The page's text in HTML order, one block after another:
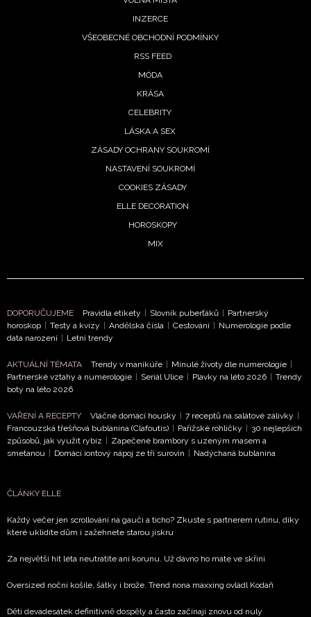
NEWSLETTER
ODESLAT
Přihlášením k newsletteru souhlasíte sObchodními
ochrany soukromí
vyhodnocení akce a zasílání novinek.
Chcete navíc dostávat i další zajímavé a exkluzivní
zpracováním údajů k tomuto účelu podle Zásad ochrany
INZERCE
VŠEOBECNÉ OBCHODNÍ PODMÍNKY
RSS FEED
MÓDA
KRÁSA
CELEBRITY
LÁSKA A SEX
ZÁSADY OCHRANY SOUKROMÍ
NASTAVENÍ SOUKROMÍ
COOKIES ZÁSADY
ELLE DECORATION
HOROSKOPY
MIX
DOPORUČUJEME Pravidla etikety | Slovník puberťáků | Partnerský
horoskop | Testy a kvízy | Andělská čísla | Cestování | Numerologie podle
data narození | Letní trendy
AKTUÁLNÍ TÉMATA Trendy v manikúře | Minulé životy dle numerologie |
Partnerské vztahy a numerologie | Seriál Ulice | Plavky na léto 2026 | Trendy
boty na léto 2026
VAŘENÍ A RECEPTY Vláčné domácí housky | 7 receptů na salátové zálivky |
Francouzská třešňová bublanina (Clafoutis) | Pařížské rohlíčky | 30 nejlepších
způsobů, jak využít rybíz | Zapečené brambory s uzeným masem a
smetanou | Domácí iontový nápoj ze tří surovin | Nadýchaná bublanina
ČLÁNKY ELLE
Každý večer jen scrollování na gauči a ticho? Zkuste s partnerem rutinu, díky
které uklidíte dům i zažehnete starou jiskru
Za největší hit léta neutratíte ani korunu. Už dávno ho máte ve skříni
Oversized noční košile, šátky i brože. Trend nona maxxing ovládl Kodaň
Děti devadesátek definitivně dospěly a často začínají znovu od nuly